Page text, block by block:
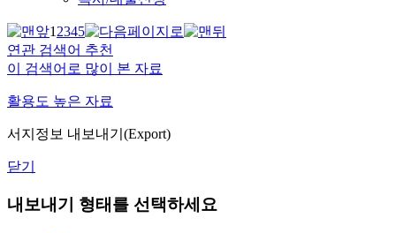
12345
연관 검색어 추천
이 검색어로 많이 본 자료
활용도 높은 자료
서지정보 내보내기(Export)
닫기
내보내기 형태를 선택하세요